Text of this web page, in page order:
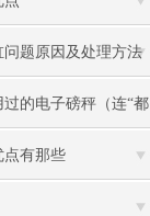
问题原因及处理方法
的电子磅秤（连“都
点有那些